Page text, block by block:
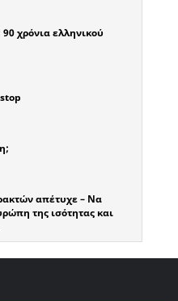
χρόνια ελληνικού
απέτυχε – Να
της ισότητας και